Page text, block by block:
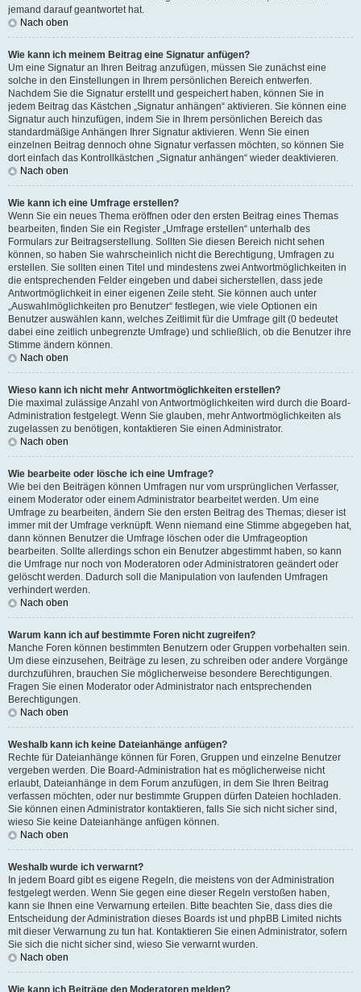
jemand darauf geantwortet hat.
Nach oben
Wie kann ich meinem Beitrag eine Signatur anfügen?
Um eine Signatur an Ihren Beitrag anzufügen, müssen Sie zunächst eine
solche in den Einstellungen in Ihrem persönlichen Bereich entwerfen.
Nachdem Sie die Signatur erstellt und gespeichert haben, können Sie in
jedem Beitrag das Kästchen „Signatur anhängen“ aktivieren. Sie können eine
Signatur auch hinzufügen, indem Sie in Ihrem persönlichen Bereich das
standardmäßige Anhängen Ihrer Signatur aktivieren. Wenn Sie einen
einzelnen Beitrag dennoch ohne Signatur verfassen möchten, so können Sie
dort einfach das Kontrollkästchen „Signatur anhängen“ wieder deaktivieren.
Nach oben
Wie kann ich eine Umfrage erstellen?
Wenn Sie ein neues Thema eröffnen oder den ersten Beitrag eines Themas
bearbeiten, finden Sie ein Register „Umfrage erstellen“ unterhalb des
Formulars zur Beitragserstellung. Sollten Sie diesen Bereich nicht sehen
können, so haben Sie wahrscheinlich nicht die Berechtigung, Umfragen zu
erstellen. Sie sollten einen Titel und mindestens zwei Antwortmöglichkeiten in
die entsprechenden Felder eingeben und dabei sicherstellen, dass jede
Antwortmöglichkeit in einer eigenen Zeile steht. Sie können auch unter
„Auswahlmöglichkeiten pro Benutzer“ festlegen, wie viele Optionen ein
Benutzer auswählen kann, welches Zeitlimit für die Umfrage gilt (0 bedeutet
dabei eine zeitlich unbegrenzte Umfrage) und schließlich, ob die Benutzer ihre
Stimme ändern können.
Nach oben
Wieso kann ich nicht mehr Antwortmöglichkeiten erstellen?
Die maximal zulässige Anzahl von Antwortmöglichkeiten wird durch die Board-
Administration festgelegt. Wenn Sie glauben, mehr Antwortmöglichkeiten als
zugelassen zu benötigen, kontaktieren Sie einen Administrator.
Nach oben
Wie bearbeite oder lösche ich eine Umfrage?
Wie bei den Beiträgen können Umfragen nur vom ursprünglichen Verfasser,
einem Moderator oder einem Administrator bearbeitet werden. Um eine
Umfrage zu bearbeiten, ändern Sie den ersten Beitrag des Themas; dieser ist
immer mit der Umfrage verknüpft. Wenn niemand eine Stimme abgegeben hat,
dann können Benutzer die Umfrage löschen oder die Umfrageoption
bearbeiten. Sollte allerdings schon ein Benutzer abgestimmt haben, so kann
die Umfrage nur noch von Moderatoren oder Administratoren geändert oder
gelöscht werden. Dadurch soll die Manipulation von laufenden Umfragen
verhindert werden.
Nach oben
Warum kann ich auf bestimmte Foren nicht zugreifen?
Manche Foren können bestimmten Benutzern oder Gruppen vorbehalten sein.
Um diese einzusehen, Beiträge zu lesen, zu schreiben oder andere Vorgänge
durchzuführen, brauchen Sie möglicherweise besondere Berechtigungen.
Fragen Sie einen Moderator oder Administrator nach entsprechenden
Berechtigungen.
Nach oben
Weshalb kann ich keine Dateianhänge anfügen?
Rechte für Dateianhänge können für Foren, Gruppen und einzelne Benutzer
vergeben werden. Die Board-Administration hat es möglicherweise nicht
erlaubt, Dateianhänge in dem Forum anzufügen, in dem Sie Ihren Beitrag
verfassen möchten, oder nur bestimmte Gruppen dürfen Dateien hochladen.
Sie können einen Administrator kontaktieren, falls Sie sich nicht sicher sind,
wieso Sie keine Dateianhänge anfügen können.
Nach oben
Weshalb wurde ich verwarnt?
In jedem Board gibt es eigene Regeln, die meistens von der Administration
festgelegt werden. Wenn Sie gegen eine dieser Regeln verstoßen haben,
kann sie Ihnen eine Verwarnung erteilen. Bitte beachten Sie, dass dies die
Entscheidung der Administration dieses Boards ist und phpBB Limited nichts
mit dieser Verwarnung zu tun hat. Kontaktieren Sie einen Administrator, sofern
Sie sich die nicht sicher sind, wieso Sie verwarnt wurden.
Nach oben
Wie kann ich Beiträge den Moderatoren melden?